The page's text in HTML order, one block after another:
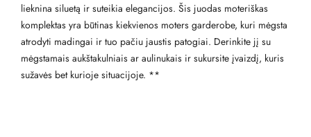
lieknina siluetą ir suteikia elegancijos. Šis juodas moteriškas
komplektas yra būtinas kiekvienos moters garderobe, kuri mėgsta
atrodyti madingai ir tuo pačiu jaustis patogiai. Derinkite jį su
mėgstamais aukštakulniais ar aulinukais ir sukursite įvaizdį, kuris
sužavės bet kurioje situacijoje. **